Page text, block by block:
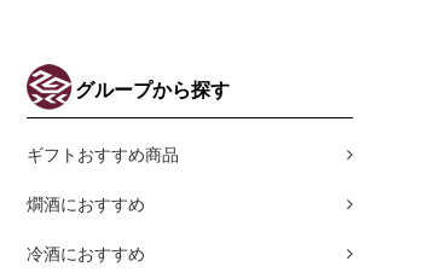
グループから探す
ギフトおすすめ商品
燗酒におすすめ
冷酒におすすめ